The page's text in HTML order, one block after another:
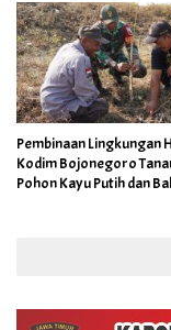
Pembinaan Lingkungan
Kodim Bojonegoro
Pohon Kayu Putih dan